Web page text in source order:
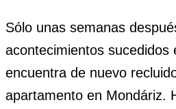
Sólo unas semanas
acontecimientos sucedidos
encuentra de nuevo
apartamento en Mondáriz.